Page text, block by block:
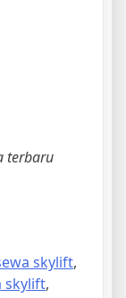
terbaru
skylift,
skylift,